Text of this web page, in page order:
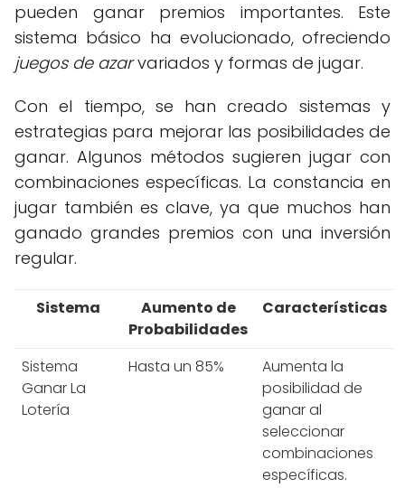
pueden ganar premios importantes. Este
sistema básico ha evolucionado, ofreciendo
juegos de azarvariados y formas de jugar.
Con el tiempo, se han creado sistemas y
estrategias para mejorar las posibilidades de
ganar. Algunos métodos sugieren jugar con
combinaciones específicas. La constancia en
jugar también es clave, ya que muchos han
ganado grandes premios con una inversión
regular.
Sistema
Aumento de
Probabilidades
Características
Sistema
Ganar La
Lotería
Hasta un 85%
Aumenta la
posibilidad de
ganar al
seleccionar
combinaciones
específicas.